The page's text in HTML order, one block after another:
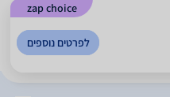
zap choice
לפרטים נוספים